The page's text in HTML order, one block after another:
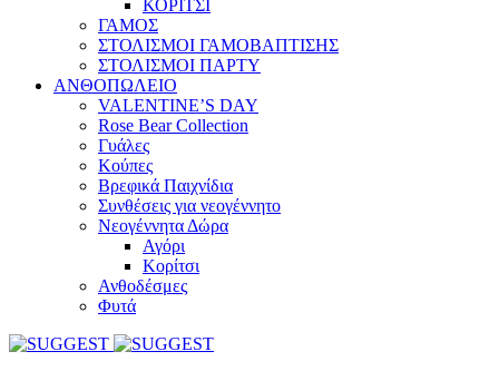
ΚΟΡΙΤΣΙ
ΓΑΜΟΣ
ΣΤΟΛΙΣΜΟΙ ΓΑΜΟΒΑΠΤΙΣΗΣ
ΣΤΟΛΙΣΜΟΙ ΠΑΡΤΥ
ΑΝΘΟΠΩΛΕΙΟ
VALENTINE’S DAY
Rose Bear Collection
Γυάλες
Κούπες
Βρεφικά Παιχνίδια
Συνθέσεις για νεογέννητο
Νεογέννητα Δώρα
Αγόρι
Κορίτσι
Ανθοδέσμες
Φυτά